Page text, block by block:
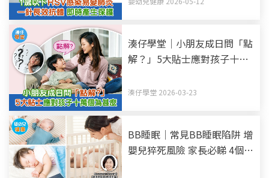
湊仔學堂｜小朋友成日問「點
解？」5大貼士應對孩子十萬
湊仔學堂 2026-03-23
BB睡眠｜常見BB睡眠陷阱 增
嬰兒猝死風險 家長必睇 4個